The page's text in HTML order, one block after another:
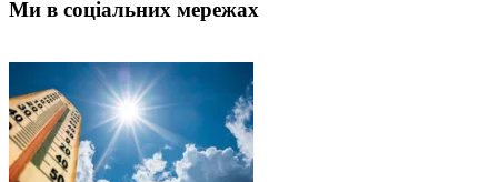
Ми в соціальних мережах